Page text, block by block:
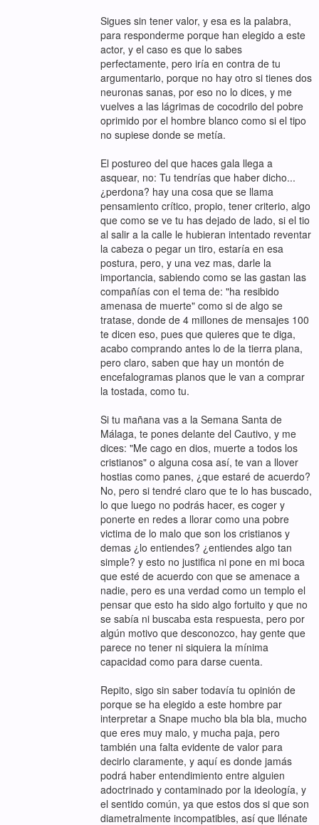
Sigues sin tener valor, y esa es la palabra,
para responderme porque han elegido a este
actor, y el caso es que lo sabes
perfectamente, pero iría en contra de tu
argumentario, porque no hay otro si tienes dos
neuronas sanas, por eso no lo dices, y me
vuelves a las lágrimas de cocodrilo del pobre
oprimido por el hombre blanco como si el tipo
no supiese donde se metía.
El postureo del que haces gala llega a
asquear, no: Tu tendrías que haber dicho...
¿perdona? hay una cosa que se llama
pensamiento crítico, propio, tener criterio, algo
que como se ve tu has dejado de lado, si el tio
al salir a la calle le hubieran intentado reventar
la cabeza o pegar un tiro, estaría en esa
postura, pero, y una vez mas, darle la
importancia, sabiendo como se las gastan las
compañías con el tema de: "ha resibido
amenasa de muerte" como si de algo se
tratase, donde de 4 millones de mensajes 100
te dicen eso, pues que quieres que te diga,
acabo comprando antes lo de la tierra plana,
pero claro, saben que hay un montón de
encefalogramas planos que le van a comprar
la tostada, como tu.
Si tu mañana vas a la Semana Santa de
Málaga, te pones delante del Cautivo, y me
dices: "Me cago en dios, muerte a todos los
cristianos" o alguna cosa así, te van a llover
hostias como panes, ¿que estaré de acuerdo?
No, pero si tendré claro que te lo has buscado,
lo que luego no podrás hacer, es coger y
ponerte en redes a llorar como una pobre
victima de lo malo que son los cristianos y
demas ¿lo entiendes? ¿entiendes algo tan
simple? y esto no justifica ni pone en mi boca
que esté de acuerdo con que se amenace a
nadie, pero es una verdad como un templo el
pensar que esto ha sido algo fortuito y que no
se sabía ni buscaba esta respuesta, pero por
algún motivo que desconozco, hay gente que
parece no tener ni siquiera la mínima
capacidad como para darse cuenta.
Repito, sigo sin saber todavía tu opinión de
porque se ha elegido a este hombre par
interpretar a Snape mucho bla bla bla, mucho
que eres muy malo, y mucha paja, pero
también una falta evidente de valor para
decirlo claramente, y aquí es donde jamás
podrá haber entendimiento entre alguien
adoctrinado y contaminado por la ideología, y
el sentido común, ya que estos dos si que son
diametralmente incompatibles, así que llénate